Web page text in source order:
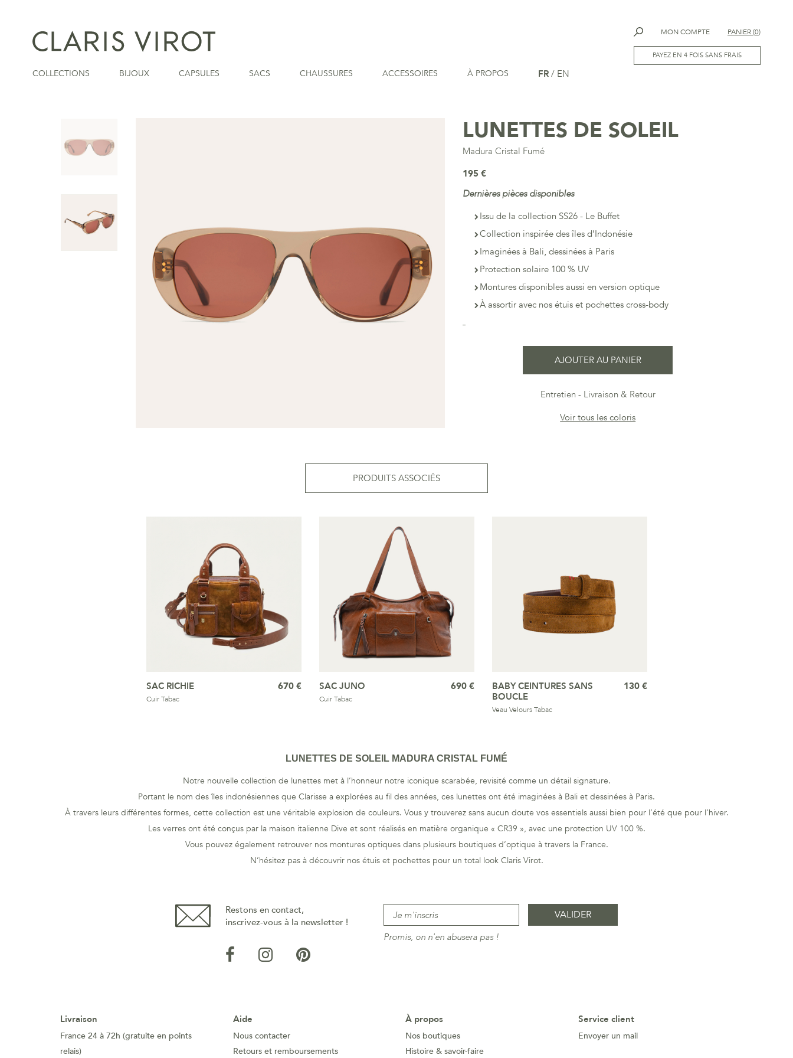
MON COMPTE PANIER(0)
PAYEZ EN 4 FOIS SANS FRAIS
COLLECTIONS BIJOUX CAPSULES SACS CHAUSSURES ACCESSOIRES À PROPOS FR / EN
LUNETTES DE SOLEIL
Madura Cristal Fumé
195 €
Dernières pièces disponibles
Issu de la collection SS26 - Le Buffet
Collection inspirée des îles d’Indonésie
Imaginées à Bali, dessinées à Paris
Protection solaire 100 % UV
Montures disponibles aussi en version optique
À assortir avec nos étuis et pochettes cross-body
AJOUTER AU PANIER
Entretien
Livraison & Retour
Voir tous les coloris
PRODUITS ASSOCIÉS
SAC RICHIE
Cuir Tabac
670 € SAC JUNO
Cuir Tabac
690 €
BABY CEINTURES SANS
BOUCLE
Veau Velours Tabac
130 €
LUNETTES DE SOLEIL MADURA CRISTAL FUMÉ
Notre nouvelle collection de lunettes met à l’honneur notre iconique scarabée, revisité comme un détail signature.
Portant le nom des îles indonésiennes que Clarisse a explorées au fil des années, ces lunettes ont été imaginées à Bali et dessinées à Paris.
À travers leurs différentes formes, cette collection est une véritable explosion de couleurs. Vous y trouverez sans aucun doute vos essentiels aussi bien pour l’été que pour l’hiver.
Les verres ont été conçus par la maison italienne Dive et sont réalisés en matière organique « CR39 », avec une protection UV 100 %.
Vous pouvez également retrouver nos montures optiques dans plusieurs boutiques d’optique à travers la France.
N’hésitez pas à découvrir nos étuis et pochettes pour un total look Claris Virot.
Restons en contact,
inscrivez-vous à la newsletter !
Promis, on n'en abusera pas !
Livraison
France 24 à 72h (gratuite en points
relais)
Aide
Nous contacter
Retours et remboursements
À propos
Nos boutiques
Histoire & savoir-faire
Service client
Envoyer un mail